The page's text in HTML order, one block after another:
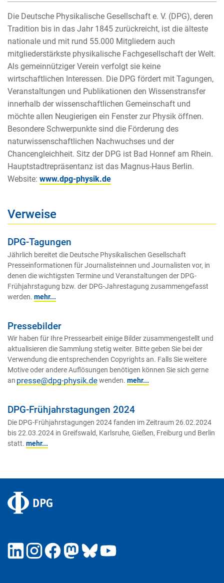
Die Deutsche Physikalische Gesellschaft e. V. (DPG), deren
Tradition bis in das Jahr 1845 zurückreicht, ist die älteste
nationale und mit rund 55.000 Mitgliedern auch
mitgliederstärkste physikalische Fachgesellschaft der Welt.
Als gemeinnütziger Verein verfolgt sie keine
wirtschaftlichen Interessen. Die DPG fördert mit Tagungen,
Veranstaltungen und Publikationen den Wissenstransfer
innerhalb der wissenschaftlichen Gemeinschaft und
möchte allen Neugierigen ein Fenster zur Physik öffnen.
Besondere Schwerpunkte sind die Förderung des
naturwissenschaftlichen Nachwuchses und der
Chancengleichheit. Sitz der DPG ist Bad Honnef am Rhein.
Hauptstadtrepräsentanz ist das Magnus-Haus Berlin.
Website: www.dpg-physik.de
Verweise
DPG-Tagungen
Jährlich bereitet die Deutsche Physikalischen Gesellschaft
Presseinformationen für Journalisteinnen und Journalisten vor, in
denen die wichtigsten Termine und Veranstaltungen der DPG-
Frühjahrstagung bzw. der DPG-Jahrestagung zusammengefasst
werden. mehr...
Pressebilder
Wir haben für Ihre Pressearbeit einige Bilder zusammengestellt und
aktualisieren die Sammlung stetig weiter. Bitte geben Sie bei der
Verwendung die entsprechenden Copyrights an. Falls Sie weitere
Motive oder andere Auflösungen benötigen können Sie sich gerne
an
wenden. mehr...
DPG-Frühjahrstagungen 2024
Die DPG-Frühjahrstagungen 2024 fanden im Zeitraum 26.02.2024
bis 22.03.2024 in Greifswald, Karlsruhe, Gießen, Freiburg und Berlin
statt. mehr...